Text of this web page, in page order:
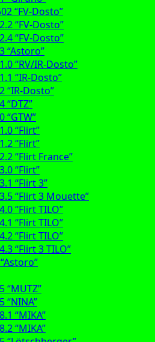
“FV-Dosto”
“FV-Dosto”
“FV-Dosto”
“Astoro”
“RV/IR-Dosto”
“IR-Dosto”
“IR-Dosto”
“DTZ”
“GTW”
“Flirt”
“Flirt”
“Flirt France”
“Flirt”
“Flirt 3”
“Flirt 3 Mouette”
“Flirt TILO”
“Flirt TILO”
“Flirt TILO”
“Flirt 3 TILO”
“MUTZ”
“NINA”
“MIKA”
“MIKA”